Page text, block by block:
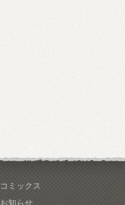
コミックス
お知らせ